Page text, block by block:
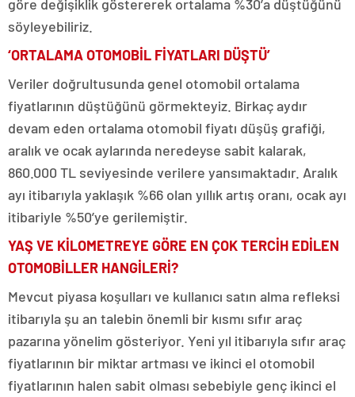
göre değişiklik göstererek ortalama %30’a düştüğünü
söyleyebiliriz.
‘ORTALAMA OTOMOBİL FİYATLARI DÜŞTÜ’
Veriler doğrultusunda genel otomobil ortalama
fiyatlarının düştüğünü görmekteyiz. Birkaç aydır
devam eden ortalama otomobil fiyatı düşüş grafiği,
aralık ve ocak aylarında neredeyse sabit kalarak,
860.000 TL seviyesinde verilere yansımaktadır. Aralık
ayı itibarıyla yaklaşık %66 olan yıllık artış oranı, ocak ayı
itibariyle %50’ye gerilemiştir.
YAŞ VE KİLOMETREYE GÖRE EN ÇOK TERCİH EDİLEN
OTOMOBİLLER HANGİLERİ?
Mevcut piyasa koşulları ve kullanıcı satın alma refleksi
itibarıyla şu an talebin önemli bir kısmı sıfır araç
pazarına yönelim gösteriyor. Yeni yıl itibarıyla sıfır araç
fiyatlarının bir miktar artması ve ikinci el otomobil
fiyatlarının halen sabit olması sebebiyle genç ikinci el